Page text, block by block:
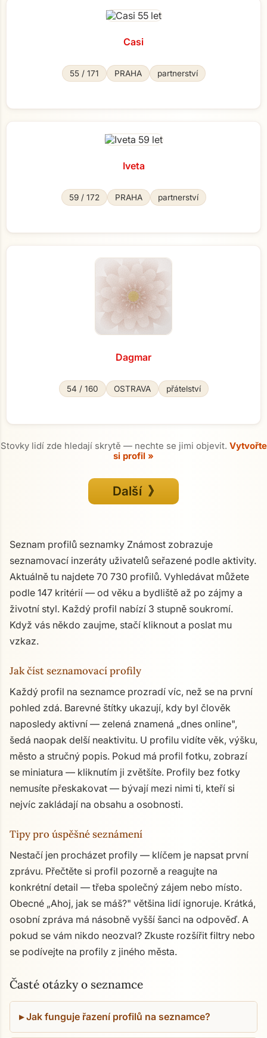
Casi
55 / 171 PRAHA partnerství
Iveta
59 / 172 PRAHA partnerství
Dagmar
54 / 160 OSTRAVA přátelství
Stovky lidí zde hledají skrytě — nechte se jimi objevit. Vytvořte
si profil »
Další 》
Seznam profilů seznamky Známost zobrazuje
seznamovací inzeráty uživatelů seřazené podle aktivity.
Aktuálně tu najdete 70 730 profilů. Vyhledávat můžete
podle 147 kritérií — od věku a bydliště až po zájmy a
životní styl. Každý profil nabízí 3 stupně soukromí.
Když vás někdo zaujme, stačí kliknout a poslat mu
vzkaz.
Jak číst seznamovací profily
Každý profil na seznamce prozradí víc, než se na první
pohled zdá. Barevné štítky ukazují, kdy byl člověk
naposledy aktivní — zelená znamená „dnes online",
šedá naopak delší neaktivitu. U profilu vidíte věk, výšku,
město a stručný popis. Pokud má profil fotku, zobrazí
se miniatura — kliknutím ji zvětšíte. Profily bez fotky
nemusíte přeskakovat — bývají mezi nimi ti, kteří si
nejvíc zakládají na obsahu a osobnosti.
Tipy pro úspěšné seznámení
Nestačí jen procházet profily — klíčem je napsat první
zprávu. Přečtěte si profil pozorně a reagujte na
konkrétní detail — třeba společný zájem nebo místo.
Obecné „Ahoj, jak se máš?" většina lidí ignoruje. Krátká,
osobní zpráva má násobně vyšší šanci na odpověď. A
pokud se vám nikdo neozval? Zkuste rozšířit filtry nebo
se podívejte na profily z jiného města.
Časté otázky o seznamce
Jak funguje řazení profilů na seznamce?